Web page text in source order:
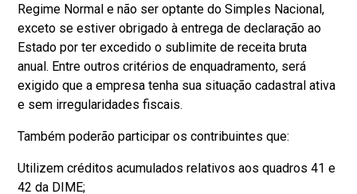
Regime Normal e não ser optante do Simples Nacional,
exceto se estiver obrigado à entrega de declaração ao
Estado por ter excedido o sublimite de receita bruta
anual. Entre outros critérios de enquadramento, será
exigido que a empresa tenha sua situação cadastral ativa
e sem irregularidades fiscais.
Também poderão participar os contribuintes que:
Utilizem créditos acumulados relativos aos quadros 41 e
42 da DIME;